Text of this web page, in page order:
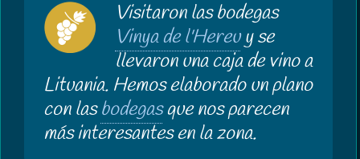
Visitaron las bodegas
Vinya de l'Hereuy se
llevaron una caja de vino a
Lituania. Hemos elaborado un plano
con lasbodegasque nos parecen
más interesantes en la zona.